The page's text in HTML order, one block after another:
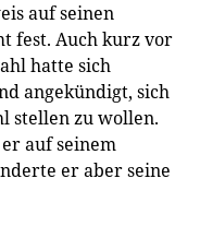
auf seinen
fest. Auch kurz vor
hatte sich
angekündigt, sich
stellen zu wollen.
auf seinem
er aber seine